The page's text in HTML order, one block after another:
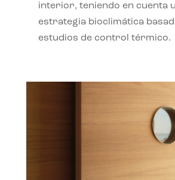
interior, teniendo en cuenta
estrategia bioclimática
estudios de control térmico.